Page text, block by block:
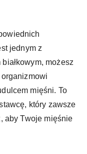
jednym z
możesz
mięśni. To
który zawsze
aby Twoje mięśnie